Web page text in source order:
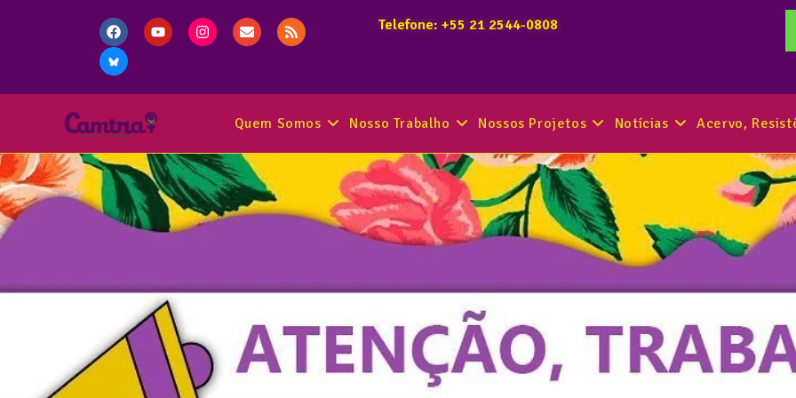
Telefone: +55 21 2544-0808
Quem Somos Nosso Trabalho Nossos Projetos Notícias Acervo,